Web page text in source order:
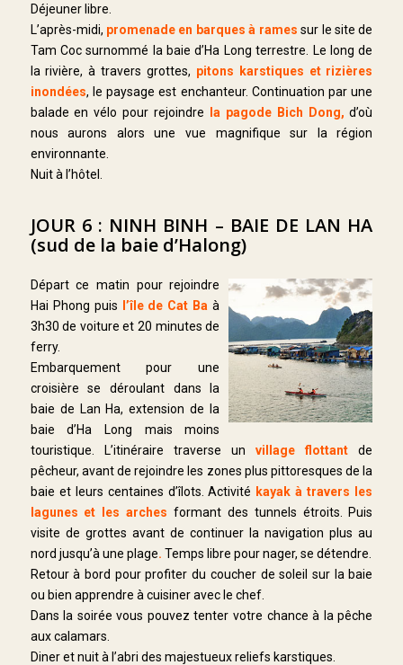
Déjeuner libre.
L’après-midi, promenade en barques à rames sur le site de
Tam Coc surnommé la baie d’Ha Long terrestre. Le long de
la rivière, à travers grottes, pitons karstiques et rizières
inondées, le paysage est enchanteur. Continuation par une
balade en vélo pour rejoindre
la pagode Bich Dong,d’où
nous aurons alors une vue magnifique sur la région
environnante.
Nuit à l’hôtel.
JOUR 6 : NINH BINH – BAIE DE LAN HA
(sud de la baie d’Halong)
Départ ce matin pour rejoindre
Hai Phong puis l’île de Cat Ba à
3h30 de voiture et 20 minutes de
ferry.
Embarquement pour une
croisière se déroulant dans la
baie de Lan Ha, extension de la
baie d’Ha Long mais moins
touristique. L’itinéraire traverse unvillage flottant de
pêcheur, avant de rejoindre les zones plus pittoresques de la
baie et leurs centaines d’îlots. Activité kayak à travers les
lagunes et les arches formant des tunnels étroits. Puis
visite de grottes avant de continuer la navigation plus au
nord jusqu’à une plage. Temps libre pour nager, se détendre.
Retour à bord pour profiter du coucher de soleil sur la baie
ou bien apprendre à cuisiner avec le chef.
Dans la soirée vous pouvez tenter votre chance à la pêche
aux calamars.
Diner et nuit à l’abri des majestueux reliefs karstiques.